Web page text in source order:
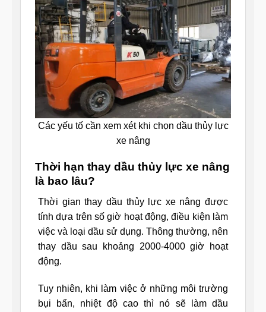
Các yếu tố cần xem xét khi chọn dầu thủy lực
xe nâng
Thời hạn thay dầu thủy lực xe nâng
là bao lâu?
Thời gian thay dầu thủy lực xe nâng được
tính dựa trên số giờ hoạt động, điều kiện làm
việc và loại dầu sử dụng. Thông thường, nên
thay dầu sau khoảng 2000-4000 giờ hoạt
động.
Tuy nhiên, khi làm việc ở những môi trường
bụi bẩn, nhiệt độ cao thì nó sẽ làm dầu